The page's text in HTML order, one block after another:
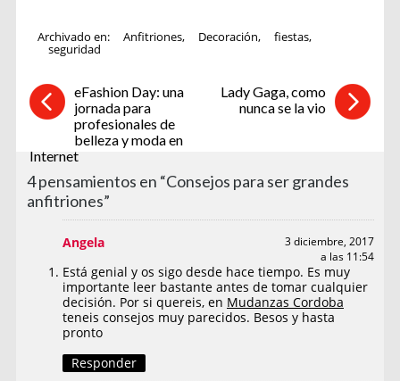
Archivado en: Anfitriones, Decoración, fiestas,
seguridad
eFashion Day: una
jornada para
profesionales de
belleza y moda en
Internet
Lady Gaga, como
nunca se la vio
4 pensamientos en “Consejos para ser grandes
anfitriones”
Angela
3 diciembre, 2017
a las 11:54
Está genial y os sigo desde hace tiempo. Es muy
importante leer bastante antes de tomar cualquier
decisión. Por si quereis, en Mudanzas Cordoba
teneis consejos muy parecidos. Besos y hasta
pronto
Responder